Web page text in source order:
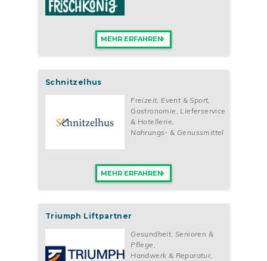
MEHR ERFAHREN
Schnitzelhus
Freizeit, Event & Sport
Gastronomie, Lieferservice
& Hotellerie
Nahrungs- & Genussmittel
MEHR ERFAHREN
Triumph Liftpartner
Gesundheit, Senioren &
Pflege,
Handwerk & Reparatur,